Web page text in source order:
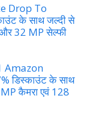
Drop To
के साथ जल्दी से
32 MP सेल्फी
Amazon
डिस्काउंट के साथ
कैमरा एवं 128